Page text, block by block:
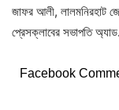
জাফর আলী, লালমনিরহাট
প্রেসক্লাবের সভাপতি
Facebook